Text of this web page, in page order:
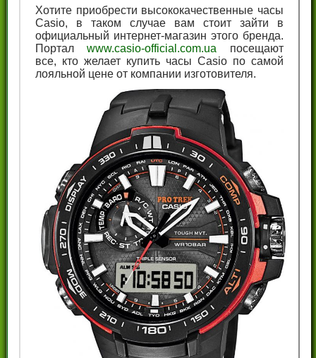
Хотите приобрести высококачественные часы
Casio, в таком случае вам стоит зайти в
официальный интернет-магазин этого бренда.
Порталwww.casio-official.com.ua посещают
все, кто желает купить часы Casio по самой
лояльной цене от компании изготовителя.